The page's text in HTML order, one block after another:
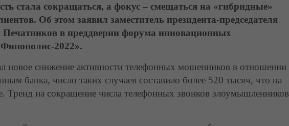
стала сокращаться, а фокус – смещаться на «гибридные»
Об этом заявил заместитель президента-председателя
в преддверии форума инновационных
2022».
новое снижение активности телефонных мошенников в отношении
банка, число таких случаев составило более 520 тысяч, что на
Тренд на сокращение числа телефонных звонков злоумышленников